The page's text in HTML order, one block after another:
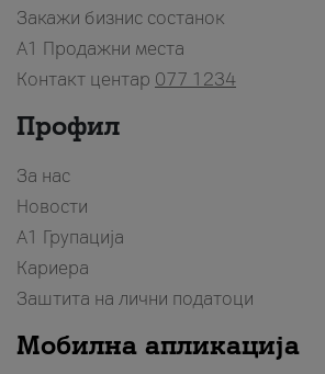
Закажи бизнис состанок
A1 Продажни места
Контакт центар 077 1234
Профил
За нас
Новости
А1 Групација
Кариера
Заштита на лични податоци
Мобилна апликација